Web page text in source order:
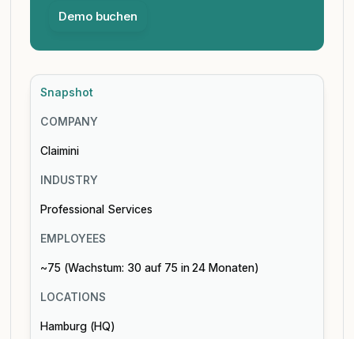
Demo buchen
Snapshot
COMPANY
Claimini
INDUSTRY
Professional Services
EMPLOYEES
~75 (Wachstum: 30 auf 75 in 24 Monaten)
LOCATIONS
Hamburg (HQ)